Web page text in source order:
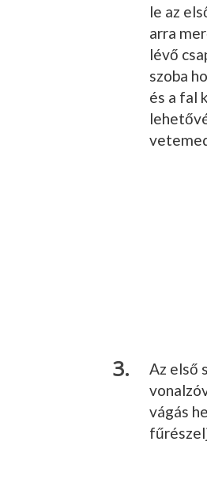
le az
arra
lévő
szoba
és a fal
Az első
vágás